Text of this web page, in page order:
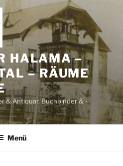
HALAMA –
– RÄUME
& Antiquar, Buchbinder & -
Menü